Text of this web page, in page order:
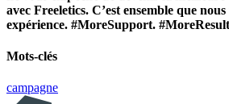
avec Freeletics. C’est ensemble que
expérience. #MoreSupport.
Mots-clés
campagne